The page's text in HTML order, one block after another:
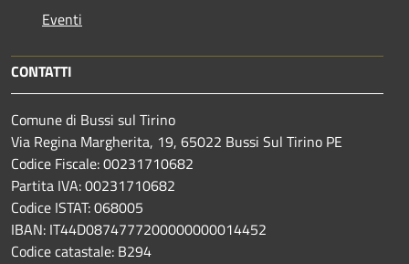
Eventi
CONTATTI
Comune di Bussi sul Tirino
Via Regina Margherita, 19, 65022 Bussi Sul Tirino PE
Codice Fiscale: 00231710682
Partita IVA: 00231710682
Codice ISTAT: 068005
IBAN: IT44D0874777200000000014452
Codice catastale: B294